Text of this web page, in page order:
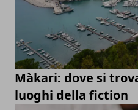
Màkari: dove si
luoghi della fiction